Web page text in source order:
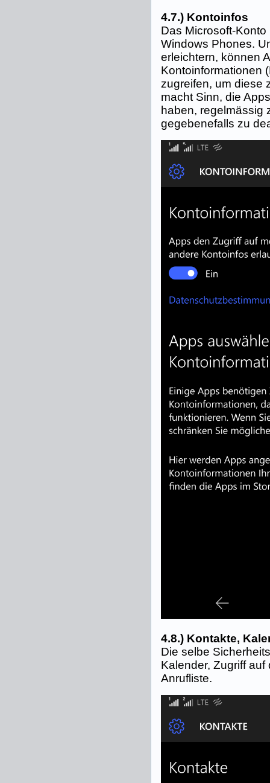
4.7.) Kontoinfos
Das Microsoft-
Windows Phones.
erleichtern, können
Kontoinformationen
zugreifen, um diese
macht Sinn, die
haben, regelmässig
gegebenefalls zu
4.8.) Kontakte,
Die selbe
Kalender, Zugriff
Anrufliste.